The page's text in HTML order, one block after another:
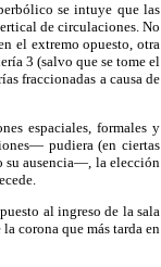
se intuye que las
de circulaciones. No
el extremo opuesto, otra
3 (salvo que se tome el
fraccionadas a causa de
espaciales, formales y
pudiera (en ciertas
su ausencia—, la elección
al ingreso de la sala
corona que más tarda en